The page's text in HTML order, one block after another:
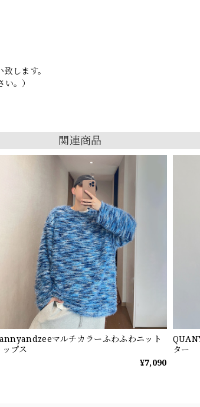
します。
。）
関連商品
マルチカラーふわふわニット
ップス
¥7,090
ター